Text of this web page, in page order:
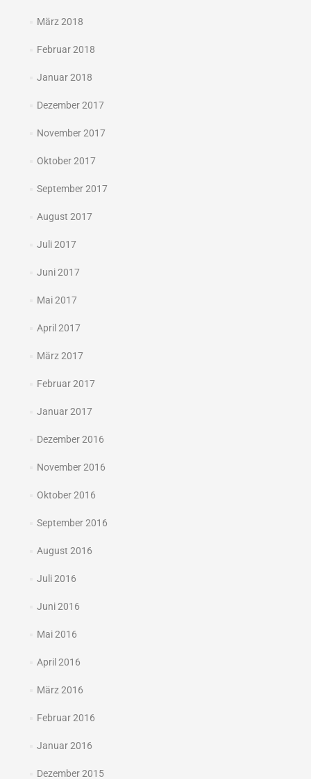
März 2018
Februar 2018
Januar 2018
Dezember 2017
November 2017
Oktober 2017
September 2017
August 2017
Juli 2017
Juni 2017
Mai 2017
April 2017
März 2017
Februar 2017
Januar 2017
Dezember 2016
November 2016
Oktober 2016
September 2016
August 2016
Juli 2016
Juni 2016
Mai 2016
April 2016
März 2016
Februar 2016
Januar 2016
Dezember 2015